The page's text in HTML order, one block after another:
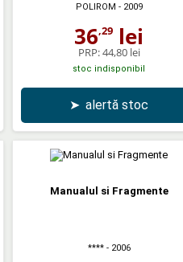
POLIROM - 2009
36,29 lei
PRP:44,80 lei
stoc indisponibil
➤ alertă stoc
Manualul si Fragmente
****- 2006